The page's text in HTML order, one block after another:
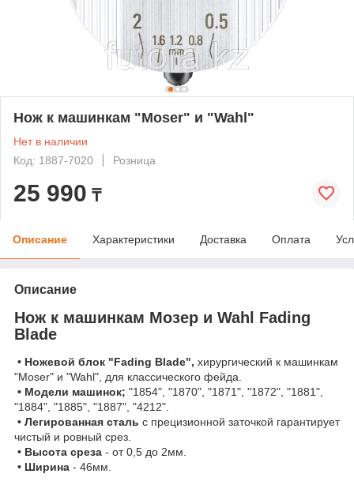
Нож к машинкам "Moser" и "Wahl"
Нет в наличии
Код: 1887-7020
Розница
25 990 ₸
Описание Характеристики Доставка Оплата
Описание
Нож к машинкам Мозер и Wahl Fading
Blade
• Ножевой блок "Fading Blade", хирургический к машинкам
"Moser" и "Wahl", для классического фейда.
• Модели машинок; "1854", "1870", "1871", "1872", "1881",
"1884", "1885", "1887", "4212".
• Легированная сталь с прецизионной заточкой гарантирует
чистый и ровный срез.
• Высота среза - от 0,5 до 2мм.
• Ширина - 46мм.